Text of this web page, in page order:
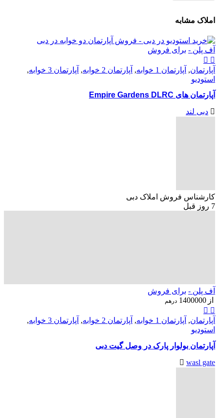
املاک مشابه
آف پلن - برای فروش
آپارتمان, آپارتمان 1 خوابه , آپارتمان 2 خوابه , آپارتمان 3 خوابه
,
استودیو
آپارتمان های Empire Gardens DLRC
دبی لند
کارشناس فروش املاک دبی
7 روز قبل
آف پلن - برای فروش
از 1400000 درهم
آپارتمان, آپارتمان 1 خوابه , آپارتمان 2 خوابه , آپارتمان 3 خوابه
,
استودیو
آپارتمان بولوار پارک در وصل گیت دبی
wasl gate